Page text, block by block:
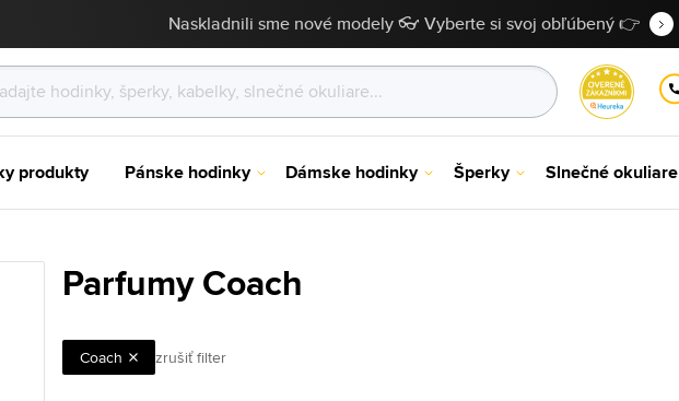
Naskladnili sme nové modely 👓 Vyberte si svoj obľúbený 👉
produkty Pánske hodinky Dámske hodinky Šperky Slnečné okuliare
Parfumy Coach
Coach zrušiť filter